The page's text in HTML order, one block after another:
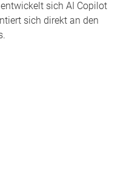
sich AI Copilot
sich direkt an den